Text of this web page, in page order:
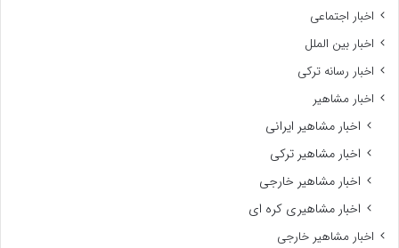
اخبار اجتماعی
اخبار بین الملل
اخبار رسانه ترکی
اخبار مشاهیر
اخبار مشاهیر ایرانی
اخبار مشاهیر ترکی
اخبار مشاهیر خارجی
اخبار مشاهیری کره ای
اخبار مشاهیر خارجی